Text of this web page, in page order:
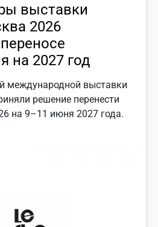
выставки
2026
на 2027 год
международной выставки
решение перенести
на 9–11 июня 2027 года.